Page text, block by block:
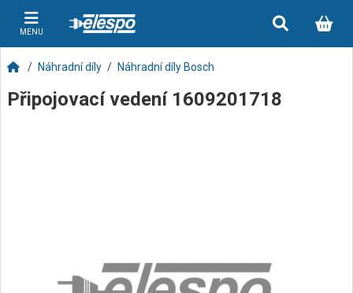
MENU
Náhradní díly Náhradní díly Bosch
Připojovací vedení 1609201718